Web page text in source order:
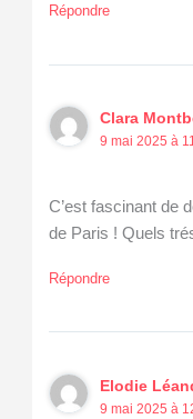
Répondre
Clara
9 mai 2025 à
C’est fascinant de
de Paris ! Quels
Répondre
Elodie
9 mai 2025 à